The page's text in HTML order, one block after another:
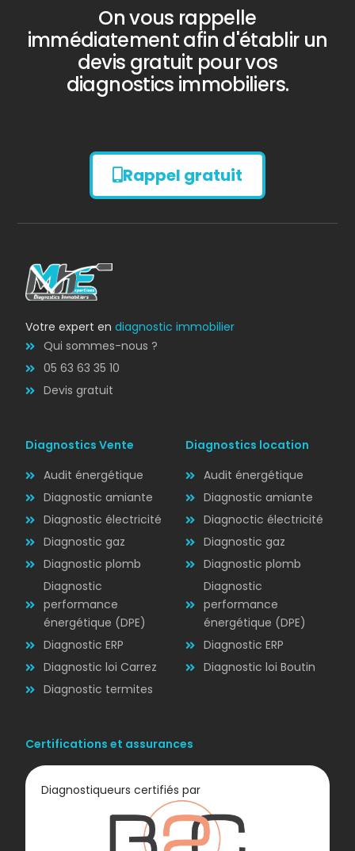
Diagnostic
AMIANTE
Diagnostic
ÉLECTRICITÉ
On vous rappelle
immédiatement afin d'établir un
devis gratuit pour vos
diagnostics immobiliers.
Rappel gratuit
Votre expert endiagnostic immobilier
Qui sommes-nous ?
05 63 63 35 10
Devis gratuit
Diagnostics Vente
Audit énergétique
Diagnostic amiante
Diagnostic électricité
Diagnostic gaz
Diagnostic plomb
Diagnostic
performance
énergétique (DPE)
Diagnostic ERP
Diagnostic loi Carrez
Diagnostic termites
Diagnostics location
Audit énergétique
Diagnostic amiante
Diagnoctic électricité
Diagnostic gaz
Diagnostic plomb
Diagnostic
performance
énergétique (DPE)
Diagnostic ERP
Diagnostic loi Boutin
Certifications et assurances
Diagnostiqueurs certifiés par